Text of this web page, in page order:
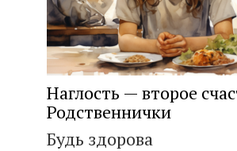
Наглость — второе
Родственнички
Будь здорова